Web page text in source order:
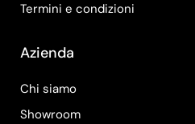
Termini e condizioni
Azienda
Chi siamo
Showroom